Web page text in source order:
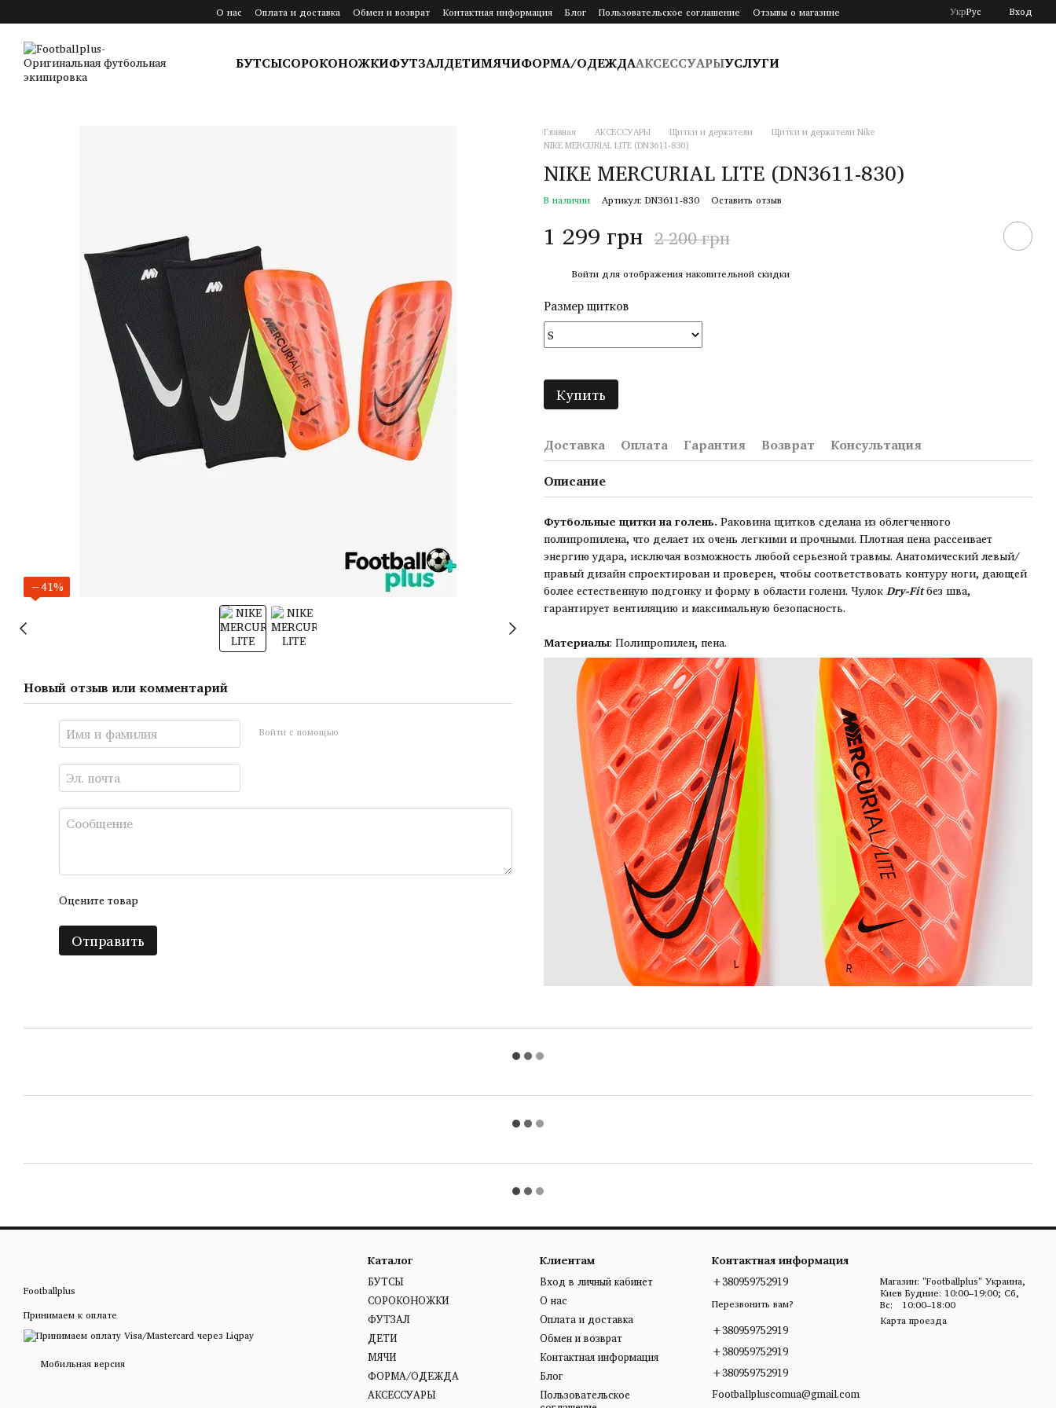
О нас Оплата и доставка Обмен и возврат Контактная информация Блог Пользовательское соглашение Отзывы о магазине УкрРус Вход
БУТСЫСОРОКОНОЖКИФУТЗАЛДЕТИМЯЧИФОРМА/ОДЕЖДААКСЕССУАРЫУСЛУГИ
−41%
Новый отзыв или комментарий
Войти с помощью
Оцените товар
Отправить
Главная АКСЕССУАРЫ Щитки и держатели
Щитки и держатели Nike
NIKE MERCURIAL LITE (DN3611-830)
NIKE MERCURIAL LITE (DN3611-830)
В наличии Артикул: DN3611-830 Оставить отзыв
1 299 грн 2 200 грн
Войти для отображения накопительной скидки
Размер щитков
Купить
Доставка Оплата Гарантия Возврат
Консультация
Описание
Футбольные щитки на голень. Раковина щитков сделана из облегченного
полипропилена, что делает их очень легкими и прочными. Плотная пена рассеивает
энергию удара, исключая возможность любой серьезной травмы. Анатомический левый/
правый дизайн спроектирован и проверен, чтобы соответствовать контуру ноги, дающей
более естественную подгонку и форму в области голени. ЧулокDry-Fitбез шва,
гарантирует вентиляцию и максимальную безопасность.
Материалы: Полипропилен, пена.
Footballplus
Принимаем к оплате
Мобильная версия
Каталог
БУТСЫ
СОРОКОНОЖКИ
ФУТЗАЛ
ДЕТИ
МЯЧИ
ФОРМА/ОДЕЖДА
АКСЕССУАРЫ
Клиентам
Вход в личный кабинет
О нас
Оплата и доставка
Обмен и возврат
Контактная информация
Блог
Пользовательское
Контактная информация
+380959752919
Перезвонить вам?
+380959752919
+380959752919
+380959752919
Footballpluscomua@gmail.com
Магазин: "Footballplus" Украина,
Киев Будние: 10:00–19:00; Сб,
Вс: 10:00–18:00
Карта проезда